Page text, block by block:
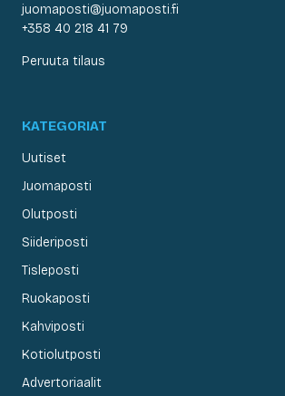
juomaposti@juomaposti.fi
+358 40 218 41 79
Peruuta tilaus
KATEGORIAT
Uutiset
Juomaposti
Olutposti
Siideriposti
Tisleposti
Ruokaposti
Kahviposti
Kotiolutposti
Advertoriaalit